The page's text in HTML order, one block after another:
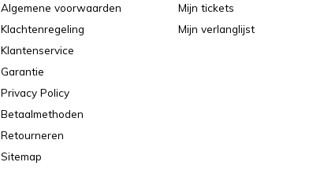
Algemene voorwaarden
Klachtenregeling
Klantenservice
Garantie
Privacy Policy
Betaalmethoden
Retourneren
Sitemap
Mijn tickets
Mijn verlanglijst